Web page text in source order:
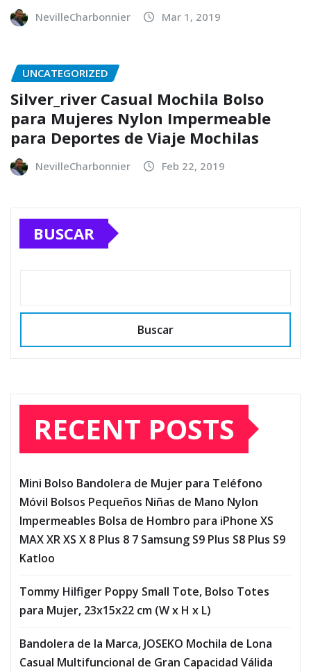
NevilleCharbonnier Mar 1, 2019
UNCATEGORIZED
Silver_river Casual Mochila Bolso
para Mujeres Nylon Impermeable
para Deportes de Viaje Mochilas
NevilleCharbonnier Feb 22, 2019
BUSCAR
Buscar
RECENT POSTS
Mini Bolso Bandolera de Mujer para Teléfono
Móvil Bolsos Pequeños Niñas de Mano Nylon
Impermeables Bolsa de Hombro para iPhone XS
MAX XR XS X 8 Plus 8 7 Samsung S9 Plus S8 Plus S9
Katloo
Tommy Hilfiger Poppy Small Tote, Bolso Totes
para Mujer, 23x15x22 cm (W x H x L)
Bandolera de la Marca, JOSEKO Mochila de Lona
Casual Multifuncional de Gran Capacidad Válida